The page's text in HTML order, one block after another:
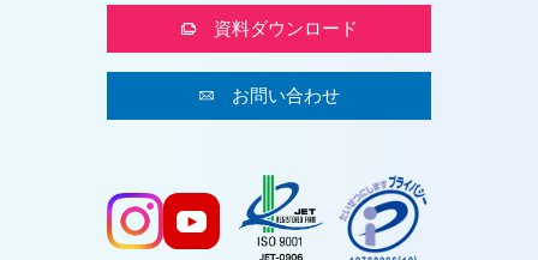
資料ダウンロード
お問い合わせ